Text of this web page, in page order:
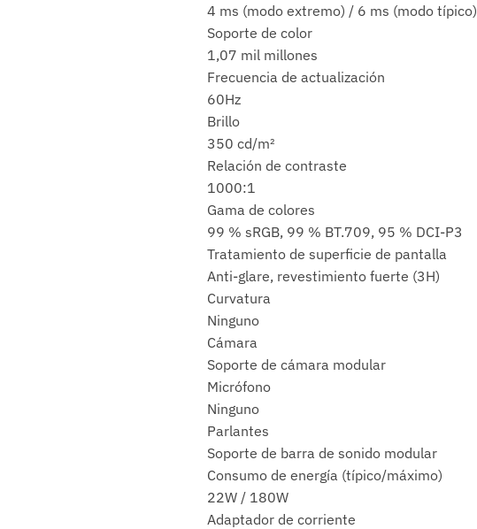
4 ms (modo extremo) / 6 ms (modo típico)
Soporte de color
1,07 mil millones
Frecuencia de actualización
60Hz
Brillo
350 cd/m²
Relación de contraste
1000:1
Gama de colores
99 % sRGB, 99 % BT.709, 95 % DCI-P3
Tratamiento de superficie de pantalla
Anti-glare, revestimiento fuerte (3H)
Curvatura
Ninguno
Cámara
Soporte de cámara modular
Micrófono
Ninguno
Parlantes
Soporte de barra de sonido modular
Consumo de energía (típico/máximo)
22W / 180W
Adaptador de corriente